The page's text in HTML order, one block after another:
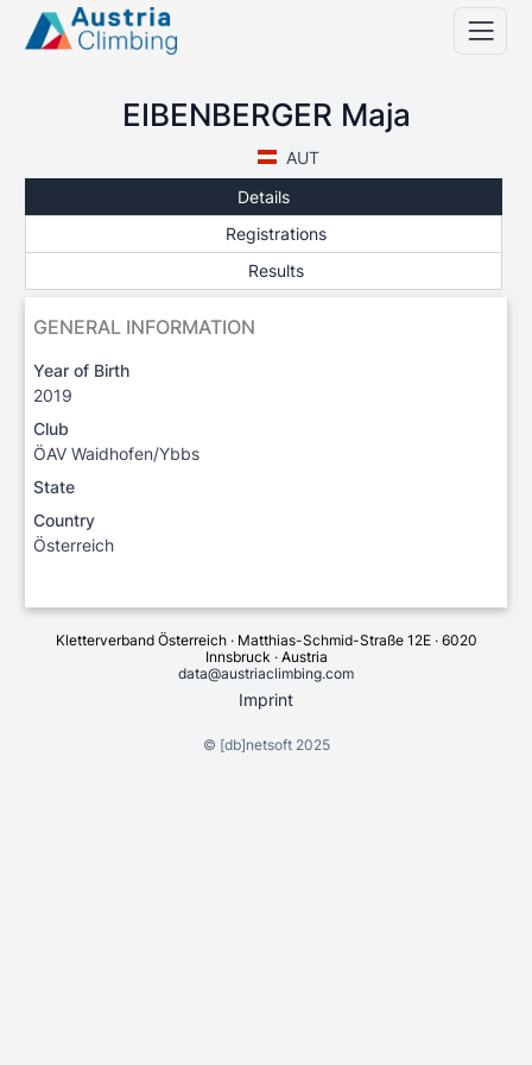
EIBENBERGER Maja
AUT
Details
Registrations
Results
GENERAL INFORMATION
Year of Birth
2019
Club
ÖAV Waidhofen/Ybbs
State
Country
Österreich
Kletterverband Österreich · Matthias-Schmid-Straße 12E · 6020
Innsbruck · Austria
data@austriaclimbing.com
Imprint
© [db]netsoft2025